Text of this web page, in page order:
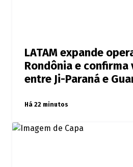
LATAM expande
Rondônia e
entre Ji-Paraná e
Há 22 minutos